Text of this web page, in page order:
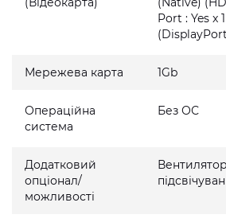
Port : Yes x
Мережева карта 1Gb
Операційна
система
Без ОС
Додатковий
опціонал/
можливості